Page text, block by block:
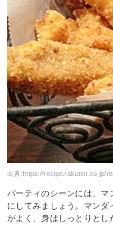
出典: https://recipe.rakuten.co.jp/
パーティのシーンには、マ
にしてみましょう。マンダ
がよく、身はしっとりとし